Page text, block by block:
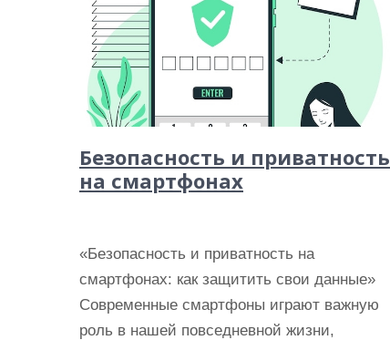
Безопасность и приватность
на смартфонах
«Безопасность и приватность на
смартфонах: как защитить свои данные»
Современные смартфоны играют важную
роль в нашей повседневной жизни,